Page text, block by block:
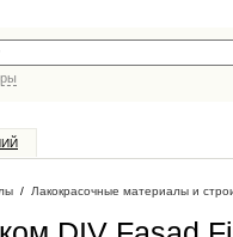
/ Лакокрасочные материалы и